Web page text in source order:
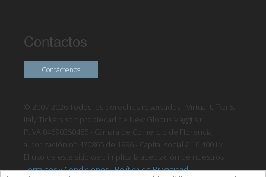
Contactos
Contáctenos
© 2007-2026 Todos los derechos reservados - Virtual Uffizi &
Italy Tickets son propiedad de New Globus Viaggi s.r.l.
P.IVA 04690350485 - Cámara de Comercio de Florencia,
autorización n° 470865 de 1996 - Capital social € 10.400 i.v.
El uso de este sitio web implica la aceptación de nuestros
Terminos y Condiciones-Política de Privacidad